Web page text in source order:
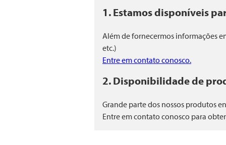
1. Estamos disponíveis
Além de fornecermos informações
etc.)
Entre em contato conosco.
2. Disponibilidade de
Grande parte dos nossos produtos
Entre em contato conosco para